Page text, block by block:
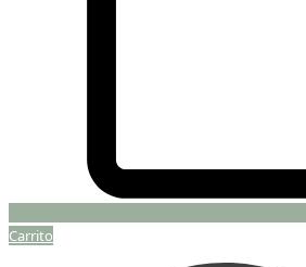
Carrito